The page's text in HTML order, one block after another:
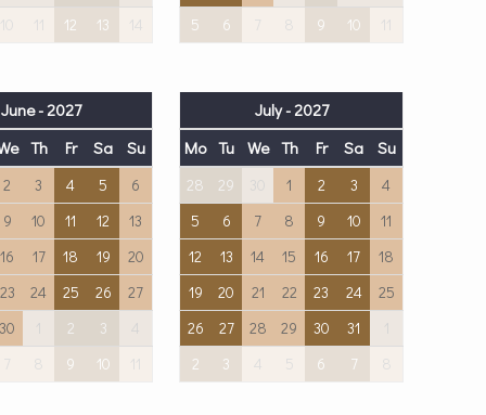
10 11 12 13 14
5
6 8 9 10 11
June - 2027
Th Fr Sa Su
2 3 4 5
6
9 10 11 12
13
16 17 18 19
20
23 24 25 26
27
30 1 2 3
4
8 9 10 11
July - 2027
Mo Tu We Th Fr Sa Su
28 29 1 2 3
4
5
6 7 8 9 10
11
12
13 14 15 16 17
18
19
20 21 22 23 24
25
26
27 28 29 30 31
1
2
3 4 5 6 7 8